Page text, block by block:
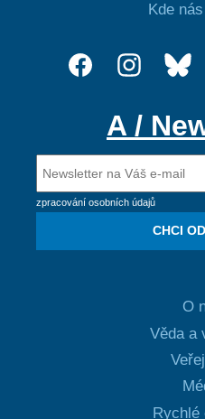
Kde
A /
zpracování osobních údajů
CHCI
O
Věda a
Rychlé